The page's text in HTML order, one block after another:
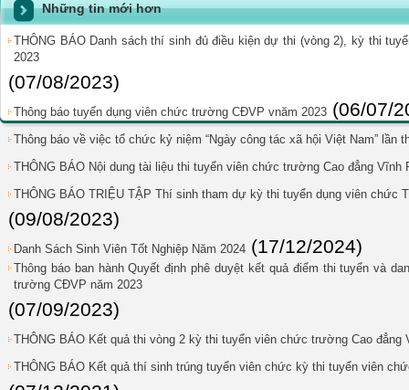
Những tin mới hơn
THÔNG BÁO Danh sách thí sinh đủ điều kiện dự thi (vòng 2), kỳ thi
2023
(07/08/2023)
Thông báo tuyển dụng viên chức trường CĐVP vnăm 2023 (06/07/
Thông báo về việc tổ chức kỷ niệm “Ngày công tác xã hội Việt Nam” lần
THÔNG BÁO Nội dung tài liệu thi tuyển viên chức trường Cao đẳng Vĩnh
THÔNG BÁO TRIỆU TẬP Thí sinh tham dự kỳ thi tuyển dụng viên chức
(09/08/2023)
Danh Sách Sinh Viên Tốt Nghiệp Năm 2024 (17/12/2024)
Thông báo ban hành Quyết định phê duyệt kết quả điểm thi tuyển và
trường CĐVP năm 2023
(07/09/2023)
THÔNG BÁO Kết quả thi vòng 2 kỳ thi tuyển viên chức trường Cao đẳng
THÔNG BÁO Kết quả thí sinh trúng tuyển viên chức kỳ thi tuyển viên